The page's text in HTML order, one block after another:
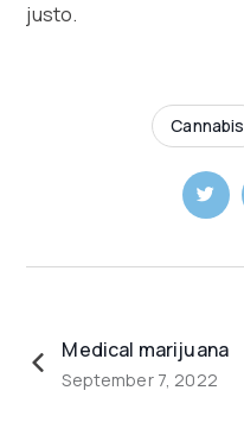
justo.
Cannabis
Medical marijuana
September 7, 2022